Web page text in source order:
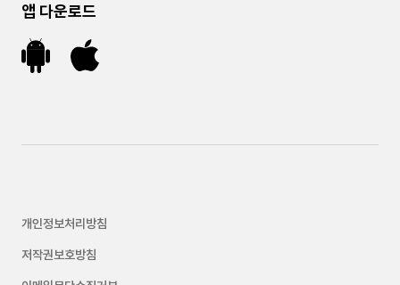
앱 다운로드
개인정보처리방침
저작권보호방침